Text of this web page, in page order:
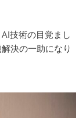
技術の目覚まし
決の一助になり